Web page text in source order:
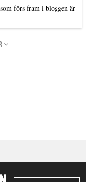
förs fram i bloggen är